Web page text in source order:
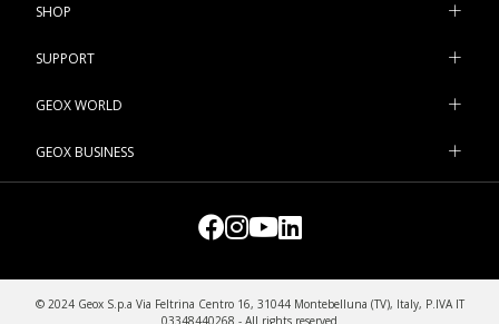
SHOP
SUPPORT
GEOX WORLD
GEOX BUSINESS
© 2024 Geox S.p.a Via Feltrina Centro 16, 31044 Montebelluna (TV), Italy, P.IVA IT
03348440268 - All rights reserved